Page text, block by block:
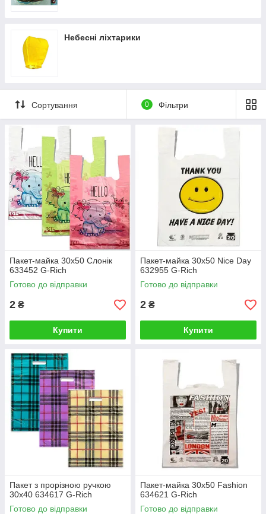
Небесні ліхтарики
Сортування 0 Фільтри
Пакет-майка 30х50 Слонік
633452 G-Rich
Готово до відправки
2 ₴
Купити
Пакет-майка 30х50 Nice Day
632955 G-Rich
Готово до відправки
2 ₴
Купити
Пакет з прорізною ручкою
30х40 634617 G-Rich
Готово до відправки
Пакет-майка 30х50 Fashion
634621 G-Rich
Готово до відправки